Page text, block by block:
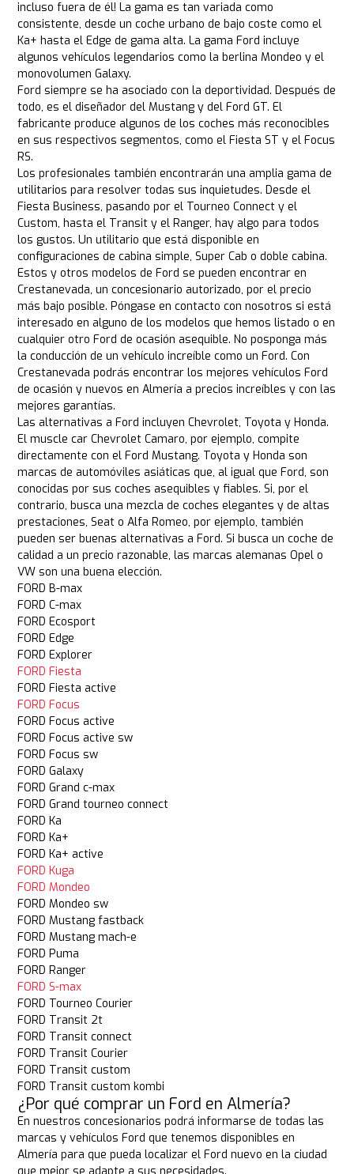
incluso fuera de él! La gama es tan variada como
consistente, desde un coche urbano de bajo coste como el
Ka+ hasta el Edge de gama alta. La gama Ford incluye
algunos vehículos legendarios como la berlina Mondeo y el
monovolumen Galaxy.
Ford siempre se ha asociado con la deportividad. Después de
todo, es el diseñador del Mustang y del Ford GT. El
fabricante produce algunos de los coches más reconocibles
en sus respectivos segmentos, como el Fiesta ST y el Focus
RS.
Los profesionales también encontrarán una amplia gama de
utilitarios para resolver todas sus inquietudes. Desde el
Fiesta Business, pasando por el Tourneo Connect y el
Custom, hasta el Transit y el Ranger, hay algo para todos
los gustos. Un utilitario que está disponible en
configuraciones de cabina simple, Super Cab o doble cabina.
Estos y otros modelos de Ford se pueden encontrar en
Crestanevada, un concesionario autorizado, por el precio
más bajo posible. Póngase en contacto con nosotros si está
interesado en alguno de los modelos que hemos listado o en
cualquier otro Ford de ocasión asequible. No posponga más
la conducción de un vehículo increíble como un Ford. Con
Crestanevada podrás encontrar los mejores vehículos Ford
de ocasión y nuevos en Almería a precios increíbles y con las
mejores garantías.
Las alternativas a Ford incluyen Chevrolet, Toyota y Honda.
El muscle car Chevrolet Camaro, por ejemplo, compite
directamente con el Ford Mustang. Toyota y Honda son
marcas de automóviles asiáticas que, al igual que Ford, son
conocidas por sus coches asequibles y fiables. Si, por el
contrario, busca una mezcla de coches elegantes y de altas
prestaciones, Seat o Alfa Romeo, por ejemplo, también
pueden ser buenas alternativas a Ford. Si busca un coche de
calidad a un precio razonable, las marcas alemanas Opel o
VW son una buena elección.
FORD B-max
FORD C-max
FORD Ecosport
FORD Edge
FORD Explorer
FORD Fiesta
FORD Fiesta active
FORD Focus
FORD Focus active
FORD Focus active sw
FORD Focus sw
FORD Galaxy
FORD Grand c-max
FORD Grand tourneo connect
FORD Ka
FORD Ka+
FORD Ka+ active
FORD Kuga
FORD Mondeo
FORD Mondeo sw
FORD Mustang fastback
FORD Mustang mach-e
FORD Puma
FORD Ranger
FORD S-max
FORD Tourneo Courier
FORD Transit 2t
FORD Transit connect
FORD Transit Courier
FORD Transit custom
FORD Transit custom kombi
¿Por qué comprar un Ford en Almería?
En nuestros concesionarios podrá informarse de todas las
marcas y vehículos Ford que tenemos disponibles en
Almería para que pueda localizar el Ford nuevo en la ciudad
que mejor se adapte a sus necesidades.